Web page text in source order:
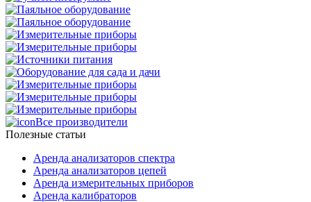
Все производители
Полезные статьи
Аренда анализаторов спектра
Аренда анализаторов цепей
Аренда измерительных приборов
Аренда калибраторов